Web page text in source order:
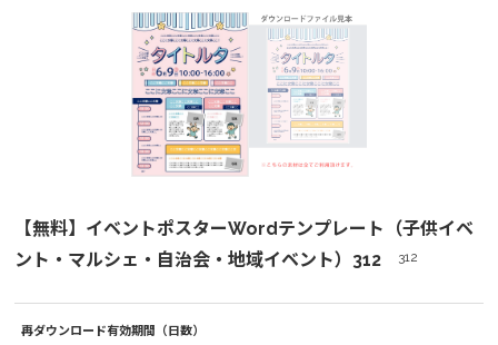
【無料】イベントポスターWordテンプレート（子供イベ
ント・マルシェ・自治会・地域イベント）312
312
再ダウンロード有効期間（日数）